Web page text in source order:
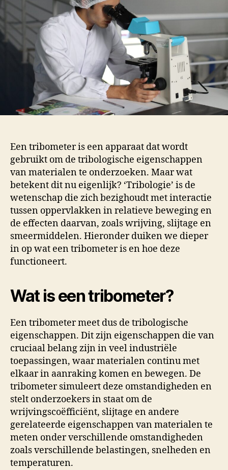
Een tribometer is een apparaat dat wordt
gebruikt om de tribologische eigenschappen
van materialen te onderzoeken. Maar wat
betekent dit nu eigenlijk? ‘Tribologie’ is de
wetenschap die zich bezighoudt met interactie
tussen oppervlakken in relatieve beweging en
de effecten daarvan, zoals wrijving, slijtage en
smeermiddelen. Hieronder duiken we dieper
in op wat een tribometer is en hoe deze
functioneert.
Wat is een tribometer?
Een tribometer meet dus de tribologische
eigenschappen. Dit zijn eigenschappen die van
cruciaal belang zijn in veel industriële
toepassingen, waar materialen continu met
elkaar in aanraking komen en bewegen. De
tribometer simuleert deze omstandigheden en
stelt onderzoekers in staat om de
wrijvingscoëfficiënt, slijtage en andere
gerelateerde eigenschappen van materialen te
meten onder verschillende omstandigheden
zoals verschillende belastingen, snelheden en
temperaturen.